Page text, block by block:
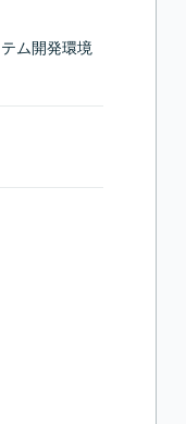
ム開発環境